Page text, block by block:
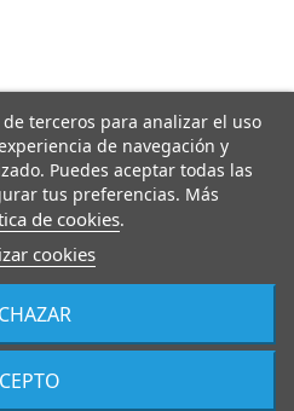
terceros para analizar el uso
de navegación y
Puedes aceptar todas las
tus preferencias. Más
de cookies.
cookies